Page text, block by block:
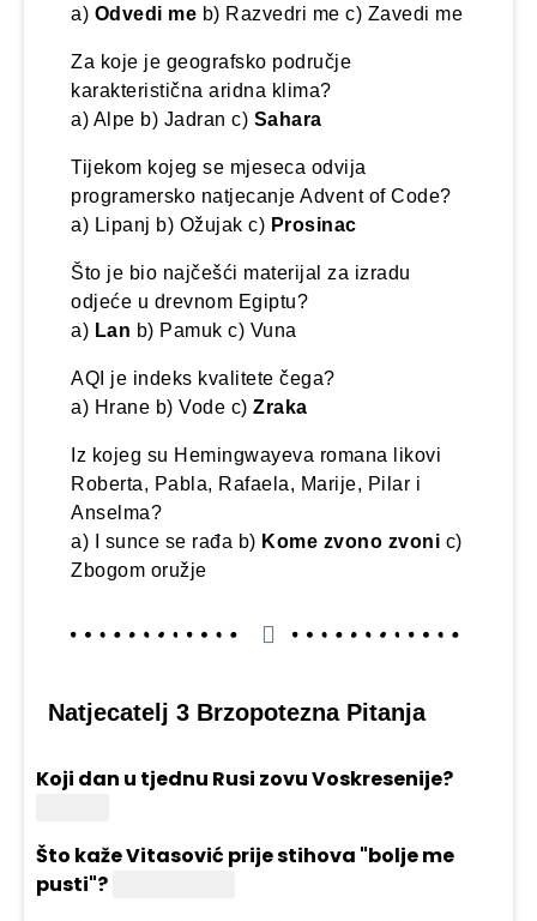
a) Odvedi me b) Razvedri me c) Zavedi me
Za koje je geografsko područje
karakteristična aridna klima?
a) Alpe b) Jadran c) Sahara
Tijekom kojeg se mjeseca odvija
programersko natjecanje Advent of Code?
a) Lipanj b) Ožujak c) Prosinac
Što je bio najčešći materijal za izradu
odjeće u drevnom Egiptu?
a) Lan b) Pamuk c) Vuna
AQI je indeks kvalitete čega?
a) Hrane b) Vode c)Zraka
Iz kojeg su Hemingwayeva romana likovi
Roberta, Pabla, Rafaela, Marije, Pilar i
Anselma?
a) I sunce se rađa b) Kome zvono zvoni c)
Zbogom oružje
Natjecatelj 3 Brzopotezna Pitanja
Koji dan u tjednu Rusi zovu Voskresenije?
Što kaže Vitasović prije stihova "bolje me
pusti"?